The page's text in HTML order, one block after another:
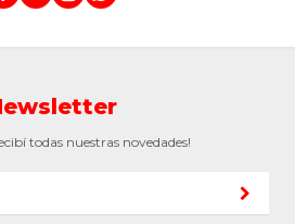
todas nuestras novedades!